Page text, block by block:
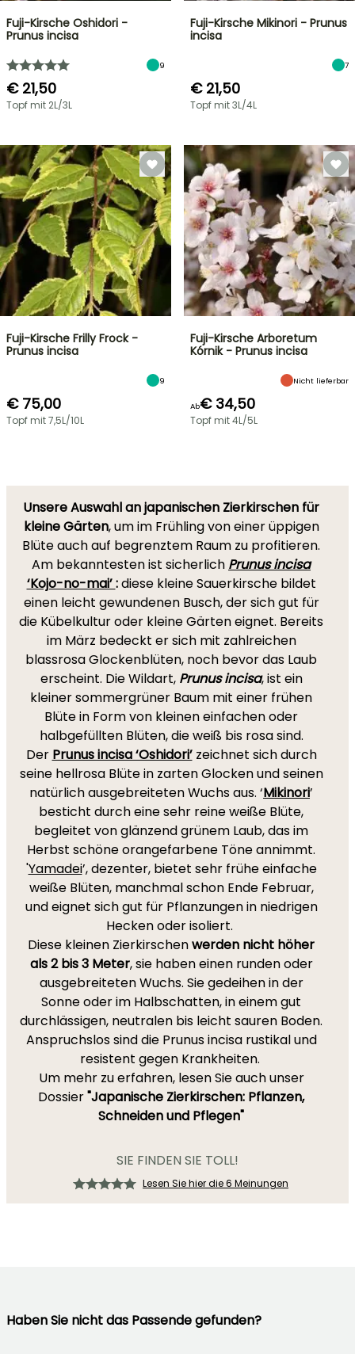
Fuji-Kirsche Oshidori -
Prunus incisa
9
€ 21,50
Topf mit 2L/3L
Fuji-Kirsche Mikinori - Prunus
incisa
7
€ 21,50
Topf mit 3L/4L
Fuji-Kirsche Frilly Frock -
Prunus incisa
9
€ 75,00
Topf mit 7,5L/10L
Fuji-Kirsche Arboretum
Kórnik - Prunus incisa
Nicht lieferbar
Ab€ 34,50
Topf mit 4L/5L
Unsere Auswahl an japanischen Zierkirschen für
kleine Gärten, um im Frühling von einer üppigen
Blüte auch auf begrenztem Raum zu profitieren.
Am bekanntesten ist sicherlich Prunus incisa
‘Kojo-no-mai’:diese kleine Sauerkirsche bildet
einen leicht gewundenen Busch, der sich gut für
die Kübelkultur oder kleine Gärten eignet. Bereits
im März bedeckt er sich mit zahlreichen
blassrosa Glockenblüten, noch bevor das Laub
erscheint. Die Wildart, Prunus incisa, ist ein
kleiner sommergrüner Baum mit einer frühen
Blüte in Form von kleinen einfachen oder
halbgefüllten Blüten, die weiß bis rosa sind.
Der Prunus incisa ‘Oshidori’zeichnet sich durch
seine hellrosa Blüte in zarten Glocken und seinen
natürlich ausgebreiteten Wuchs aus. ‘Mikinori’
besticht durch eine sehr reine weiße Blüte,
begleitet von glänzend grünem Laub, das im
Herbst schöne orangefarbene Töne annimmt.
'Yamadei’, dezenter, bietet sehr frühe einfache
weiße Blüten, manchmal schon Ende Februar,
und eignet sich gut für Pflanzungen in niedrigen
Hecken oder isoliert.
Diese kleinen Zierkirschenwerden nicht höher
als 2 bis 3 Meter, sie haben einen runden oder
ausgebreiteten Wuchs. Sie gedeihen in der
Sonne oder im Halbschatten, in einem gut
durchlässigen, neutralen bis leicht sauren Boden.
Anspruchslos sind die Prunus incisa rustikal und
resistent gegen Krankheiten.
Um mehr zu erfahren, lesen Sie auch unser
Dossier"Japanische Zierkirschen: Pflanzen,
Schneiden und Pflegen"
SIE FINDEN SIE TOLL!
Lesen Sie hier die 6 Meinungen
Haben Sie nicht das Passende gefunden?